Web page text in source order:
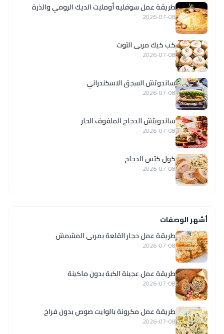
طريقة عمل سوفليه أومليت الديك الرومي والذرة
2026-07-08
كب كيك مربى التوت
2026-07-08
ساندوتش السجق الاسكندراني
2026-07-08
ساندويتش الدجاج الملفوف الحار
2026-07-08
كول كتس الدجاج
2026-07-08
أشهر الوصفات
طريقة عمل حجار القلعة بمربى المشمش
2026-07-08
طريقة عمل عجينة الكبة بدون ماكينة
2026-07-08
طريقة عمل مكرونة بالوايت صوص بدون فراخ
2026-07-08